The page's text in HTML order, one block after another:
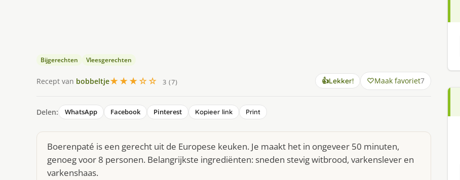
Bijgerechten Vleesgerechten
Recept van bobbeltje★★★☆☆ 3 (7) 👍Lekker! Maak favoriet7
Delen: WhatsApp Facebook Pinterest Kopieer link Print
Boerenpaté is een gerecht uit de Europese keuken. Je maakt het in ongeveer 50 minuten,
genoeg voor 8 personen. Belangrijkste ingrediënten: sneden stevig witbrood, varkenslever en
varkenshaas.